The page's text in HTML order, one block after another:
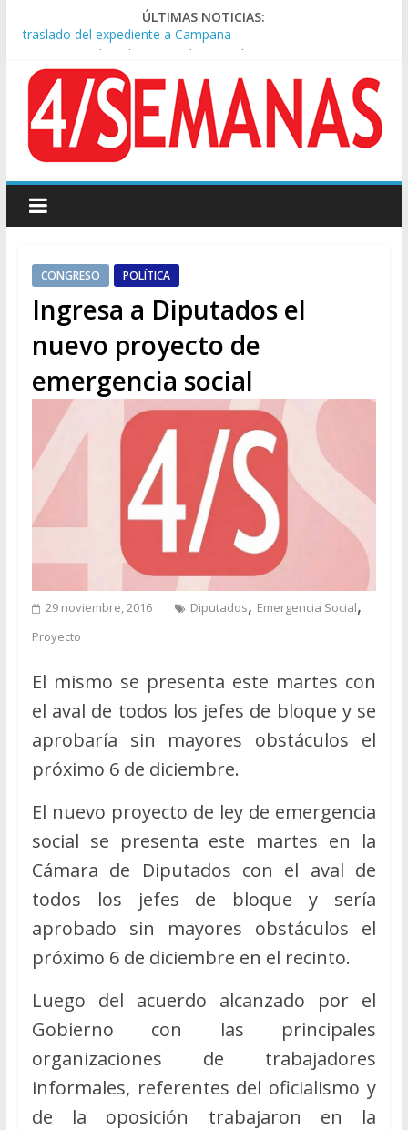
ÚLTIMAS NOTICIAS:
A pocas cuadras de La Bombonera chocaron un tren y un
colectivo: siete heridos
Día de San Cayetano: masiva marcha a Plaza de Mayo de
sindicatos y organizaciones sociales
Pesar por la muerte de Leandro Rud, histórico representante
y conductor de TV
Tras la aprobación de la ley de propiedad privada, Bullrich
Causa AFA: el juez Amarante calificó de “ficción judicial” el
traslado del expediente a Campana
CONGRESO POLÍTICA
Ingresa a Diputados el
nuevo proyecto de
emergencia social
29 noviembre, 2016 Diputados, Emergencia Social,
Proyecto
El mismo se presenta este martes con
el aval de todos los jefes de bloque y se
aprobaría sin mayores obstáculos el
próximo 6 de diciembre.
El nuevo proyecto de ley de emergencia
social se presenta este martes en la
Cámara de Diputados con el aval de
todos los jefes de bloque y sería
aprobado sin mayores obstáculos el
próximo 6 de diciembre en el recinto.
Luego del acuerdo alcanzado por el
Gobierno con las principales
organizaciones de trabajadores
informales, referentes del oficialismo y
de la oposición trabajaron en la